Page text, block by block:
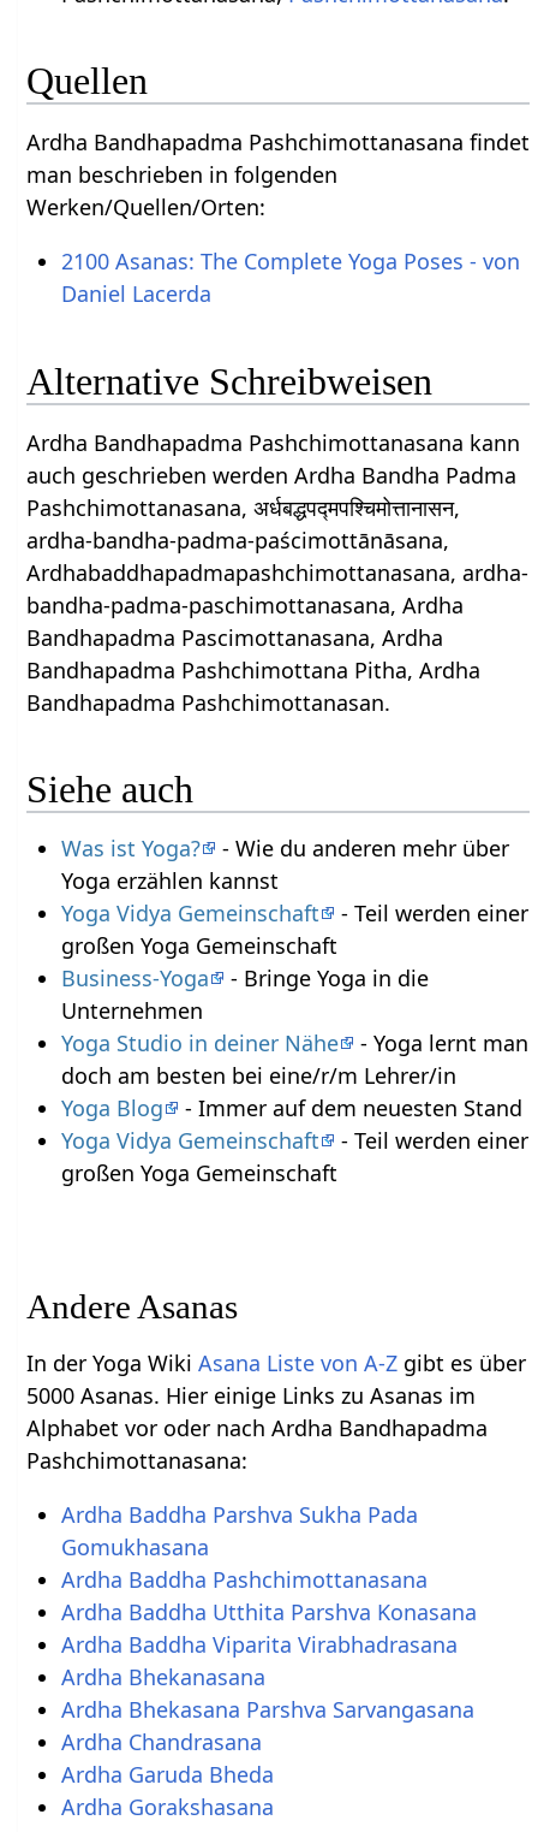
Quellen
Ardha Bandhapadma Pashchimottanasana findet
man beschrieben in folgenden
Werken/Quellen/Orten:
2100 Asanas: The Complete Yoga Poses - von
Daniel Lacerda
Alternative Schreibweisen
Ardha Bandhapadma Pashchimottanasana kann
auch geschrieben werden Ardha Bandha Padma
Pashchimottanasana, अर्धबद्धपद्मपश्चिमोत्तानासन,
ardha-bandha-padma-paścimottānāsana,
Ardhabaddhapadmapashchimottanasana, ardha-
bandha-padma-paschimottanasana, Ardha
Bandhapadma Pascimottanasana, Ardha
Bandhapadma Pashchimottana Pitha, Ardha
Bandhapadma Pashchimottanasan.
Siehe auch
Was ist Yoga?
- Wie du anderen mehr über
Yoga erzählen kannst
Yoga Vidya Gemeinschaft
- Teil werden einer
großen Yoga Gemeinschaft
Business-Yoga
- Bringe Yoga in die
Unternehmen
Yoga Studio in deiner Nähe
- Yoga lernt man
doch am besten bei eine/r/m Lehrer/in
Yoga Blog
- Immer auf dem neuesten Stand
Yoga Vidya Gemeinschaft
- Teil werden einer
großen Yoga Gemeinschaft
Andere Asanas
In der Yoga WikiAsana Liste von A-Z gibt es über
5000 Asanas. Hier einige Links zu Asanas im
Alphabet vor oder nach Ardha Bandhapadma
Pashchimottanasana:
Ardha Baddha Parshva Sukha Pada
Gomukhasana
Ardha Baddha Pashchimottanasana
Ardha Baddha Utthita Parshva Konasana
Ardha Baddha Viparita Virabhadrasana
Ardha Bhekanasana
Ardha Bhekasana Parshva Sarvangasana
Ardha Chandrasana
Ardha Garuda Bheda
Ardha Gorakshasana